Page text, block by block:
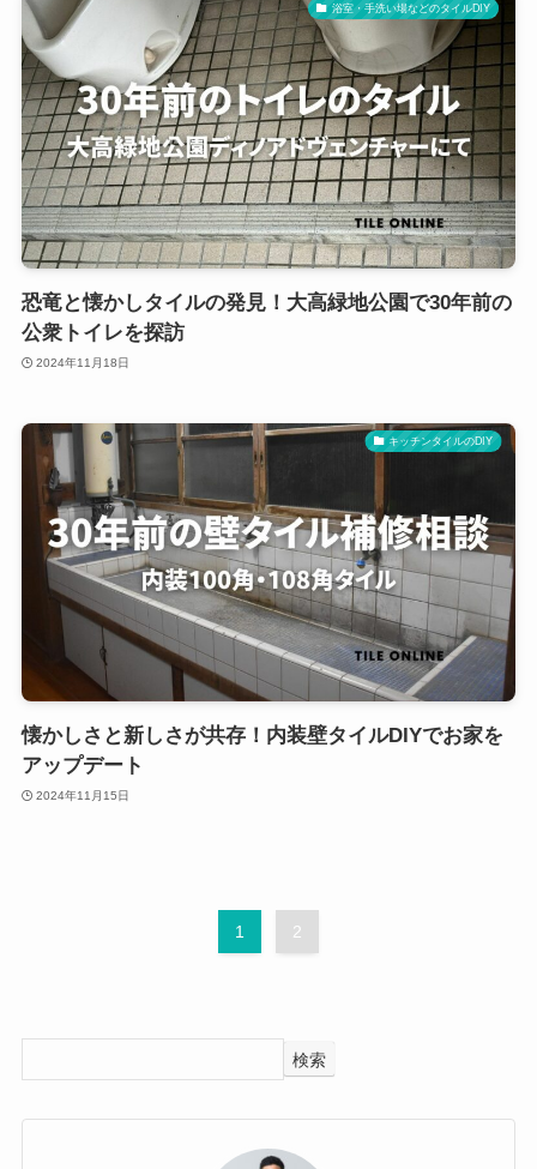
浴室・手洗い場などのタイルDIY
恐竜と懐かしタイルの発見！大高緑地公園で30年前の
公衆トイレを探訪
2024年11月18日
キッチンタイルのDIY
懐かしさと新しさが共存！内装壁タイルDIYでお家を
アップデート
2024年11月15日
1 2
検索